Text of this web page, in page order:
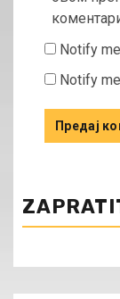
Notify
Notify